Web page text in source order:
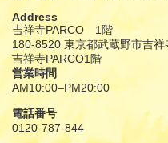
Address
吉祥寺PARCO 1階
180-8520 東京都武蔵野市吉
吉祥寺PARCO1階
営業時間
AM10:00–PM20:00
電話番号
0120-787-844